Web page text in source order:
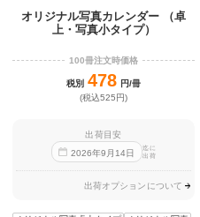
オリジナル写真カレンダー （卓
上・写真小タイプ）
100冊注文時価格
税別 478 円/冊
(税込525円)
出荷目安
2026年9 月14日
迄に
出荷
出荷オプションについて